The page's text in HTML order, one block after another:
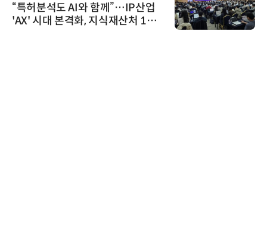
“특허분석도 AI와 함께”…IP산업
'AX' 시대 본격화, 지식재산처 1호